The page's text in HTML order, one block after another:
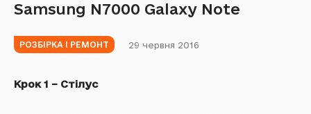
Samsung N7000 Galaxy Note
РОЗБІРКА І РЕМОНТ 29 червня 2016
Крок 1 – Стілус